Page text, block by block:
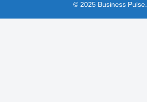
© 2025 Business Pulse.